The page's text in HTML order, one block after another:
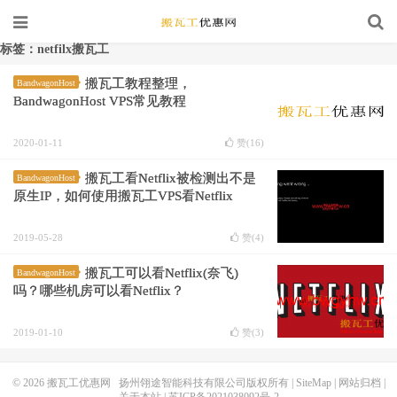
标签：netfilx搬瓦工
BandwagonHost
搬瓦工教程整理，
BandwagonHost VPS常见教程
2020-01-11 赞(16)
BandwagonHost
搬瓦工看Netflix被检测出不是
原生IP，如何使用搬瓦工VPS看Netflix
2019-05-28 赞(4)
BandwagonHost
搬瓦工可以看Netflix(奈飞)
吗？哪些机房可以看Netflix？
2019-01-10 赞(3)
© 2026 搬瓦工优惠网 扬州翎途智能科技有限公司版权所有 | SiteMap| 网站归档